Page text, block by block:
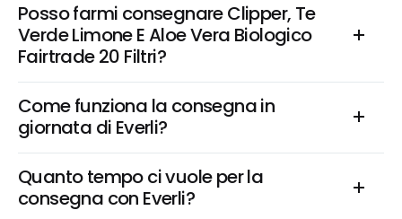
Posso farmi consegnare Clipper, Te
Verde Limone E Aloe Vera Biologico
Fairtrade 20 Filtri?
Come funziona la consegna in
giornata di Everli?
Quanto tempo ci vuole per la
consegna con Everli?